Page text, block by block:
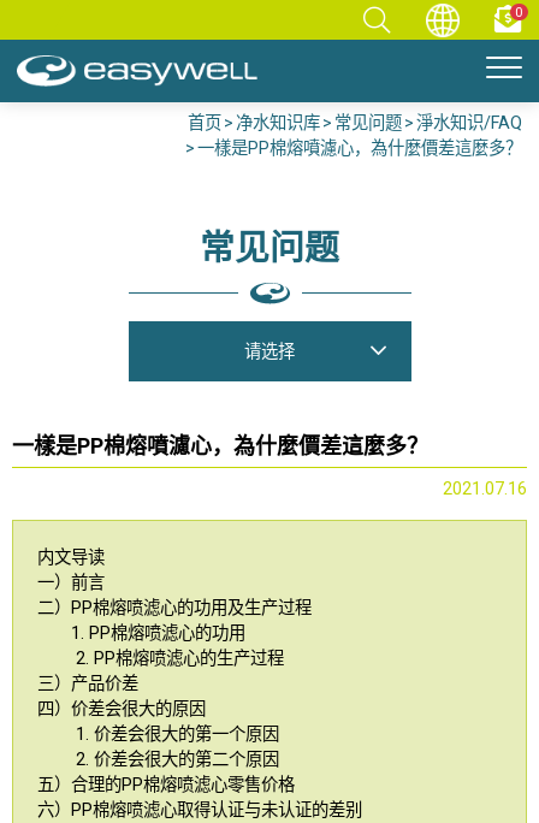
0
首页 净水知识库 常见问题
淨水知识/FAQ
一樣是PP棉熔噴濾心，為什麼價差這麼多？
常见问题
请选择
一樣是PP棉熔噴濾心，為什麼價差這麼多？
2021.07.16
内文导读
一）前言
二）PP棉熔喷滤心的功用及生产过程
1. PP棉熔喷滤心的功用
2. PP棉熔喷滤心的生产过程
三）产品价差
四）价差会很大的原因
1. 价差会很大的第一个原因
2. 价差会很大的第二个原因
五）合理的PP棉熔喷滤心零售价格
六）PP棉熔喷滤心取得认证与未认证的差别